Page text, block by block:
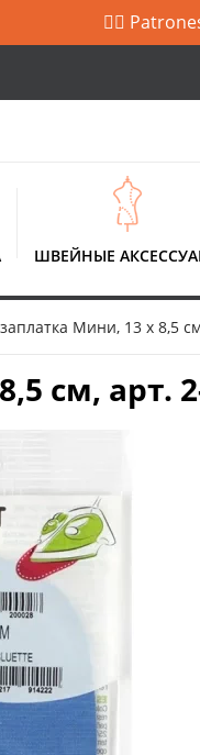
🙋‍♀️
ШВЕЙНЫЕ
Мини, 13 х 8,5
см, арт.